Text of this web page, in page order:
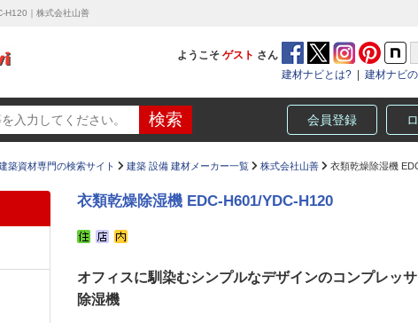
H120｜株式会社山善
ようこそ ゲスト さん
建材ナビとは?
建材ナビ
会員登録
築資材専門の検索サイト 建築 設備 建材メーカー一覧 株式会社山善 衣類乾燥除湿機
衣類乾燥除湿機 EDC-H601/YDC-H120
オフィスに馴染むシンプルなデザインのコンプレッ
除湿機